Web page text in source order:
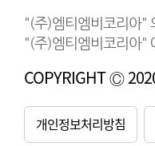
"(주)엠티엠비코리아"
"(주)엠티엠비코리아"
COPYRIGHT Ⓒ
개인정보처리방침